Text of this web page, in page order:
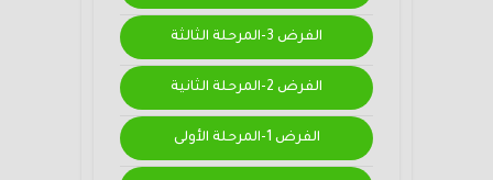
الفرض 3-المرحلة الثالثة
الفرض 2-المرحلة الثانية
الفرض 1-المرحلة الأولى